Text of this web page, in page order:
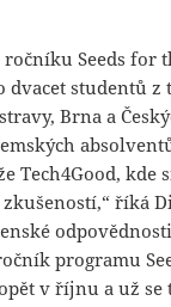
Seeds for
dvacet studentů z
Brna a
Tech4Good, kde
říká
programu
v říjnu a už se